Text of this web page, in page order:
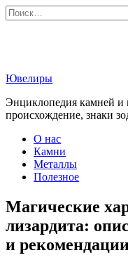
Перейти
к
Search
for:
Ювелиры
Энциклопедия камней и
происхождение, знаки
О нас
Камни
Металлы
Полезное
Магические
лизардита:
и